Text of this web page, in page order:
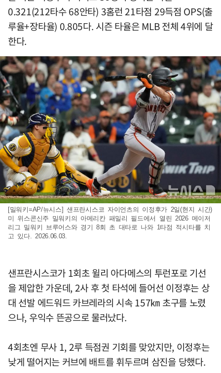
0.321(212타수 68안타) 3홈런 21타점 29득점 OPS(출
루율+장타율) 0.805다. 시즌 타율은 MLB 전체 4위에 달
한다.
[밀워키=AP/뉴시스] 샌프란시스코 자이언츠의 이정후가 2일(현지 시간)
미 위스콘신주 밀워키의 아메리칸 패밀리 필드에서 열린 2026 메이저
리그 밀워키 브루어스와 경기 8회 초 대타로 나와 1타점 적시타를 치
고 있다. 2026.06.03.
샌프란시스코가 1회초 윌리 아다메스의 투런포로 기선
을 제압한 가운데, 2사 후 첫 타석에 들어선 이정후는 상
대 선발 에드워드 카브레라의 시속 157㎞ 초구를 노렸
으나, 우익수 뜬공으로 물러났다.
4회초엔 무사 1, 2루 득점권 기회를 맞았지만, 이정후는
낮게 떨어지는 커브에 배트를 휘두르며 삼진을 당했다.